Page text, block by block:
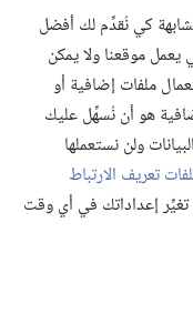
كي نُقدِّم لك أفضل
موقعنا ولا يمكن
ملفات إضافية أو
هو أن نُسهِّل عليك
ولن نستعملها
تعريف الارتباط
تغيِّر إعداداتك في أي وقت
© 2026 .Watch